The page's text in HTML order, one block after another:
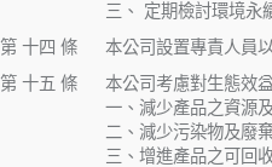
三、 定期檢討環境永
第 十四 條
本公司設置專責人員
第 十五 條
本公司考慮對生態效
一、減少產品之資源
二、減少污染物及廢
三、增進產品之可回